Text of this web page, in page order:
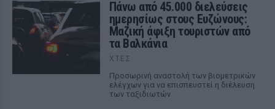
Πάνω από 45.000 διελεύσεις
ημερησίως στους Ευζώνους:
Μαζική άφιξη τουριστών από
τα Βαλκάνια
ΧΤΕΣ
Προσωρινή αναστολή των βιομετρικών
ελέγχων για να επισπευστεί η διέλευση
των ταξιδιωτών